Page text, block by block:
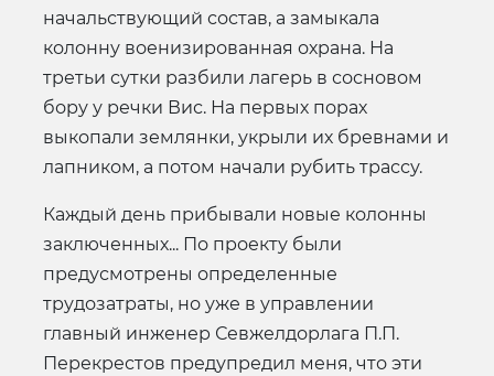
начальствующий состав, а замыкала
колонну военизированная охрана. На
третьи сутки разбили лагерь в сосновом
бору у речки Вис. На первых порах
выкопали землянки, укрыли их бревнами и
лапником, а потом начали рубить трассу.
Каждый день прибывали новые колонны
заключенных... По проекту были
предусмотрены определенные
трудозатраты, но уже в управлении
главный инженер Севжелдорлага П.П.
Перекрестов предупредил меня, что эти